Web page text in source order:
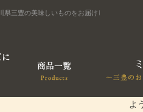
三豊の美味しいものをお届けします
よ